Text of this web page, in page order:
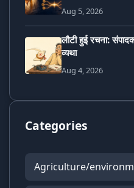
Aug 5, 2026
लौटी हुई रचना:
व्यथा
Aug 4, 2026
Categories
Agriculture/